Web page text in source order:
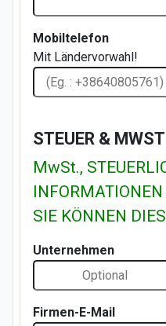
Mobiltelefon
Mit Ländervorwahl!
STEUER & MWST
MwSt.,
INFORMATIONEN
SIE KÖNNEN
Unternehmen
Firmen-E-Mail